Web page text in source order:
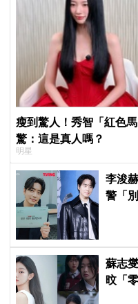
瘦到驚人！秀智「紅色
驚：這是真人嗎？
明星
李浚
警「
蘇志
旼「